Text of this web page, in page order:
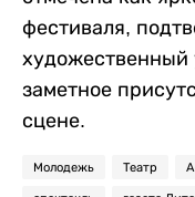
фестиваля,
художественный
заметное
сцене.
Молодежь Театр